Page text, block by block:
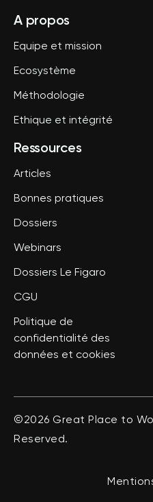
A propos
Equipe et mission
Ecosystème
Méthodologie
Ethique et intégrité
Ressources
Articles
Bonnes pratiques
Dossiers
Webinars
Dossiers Le Figaro
CGU
Politique de
confidentialité des
données et cookies
©2026 Great Place to
Reserved.